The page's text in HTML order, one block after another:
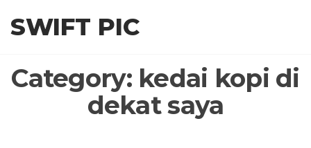
SWIFT PIC
Category: kedai kopi di
dekat saya